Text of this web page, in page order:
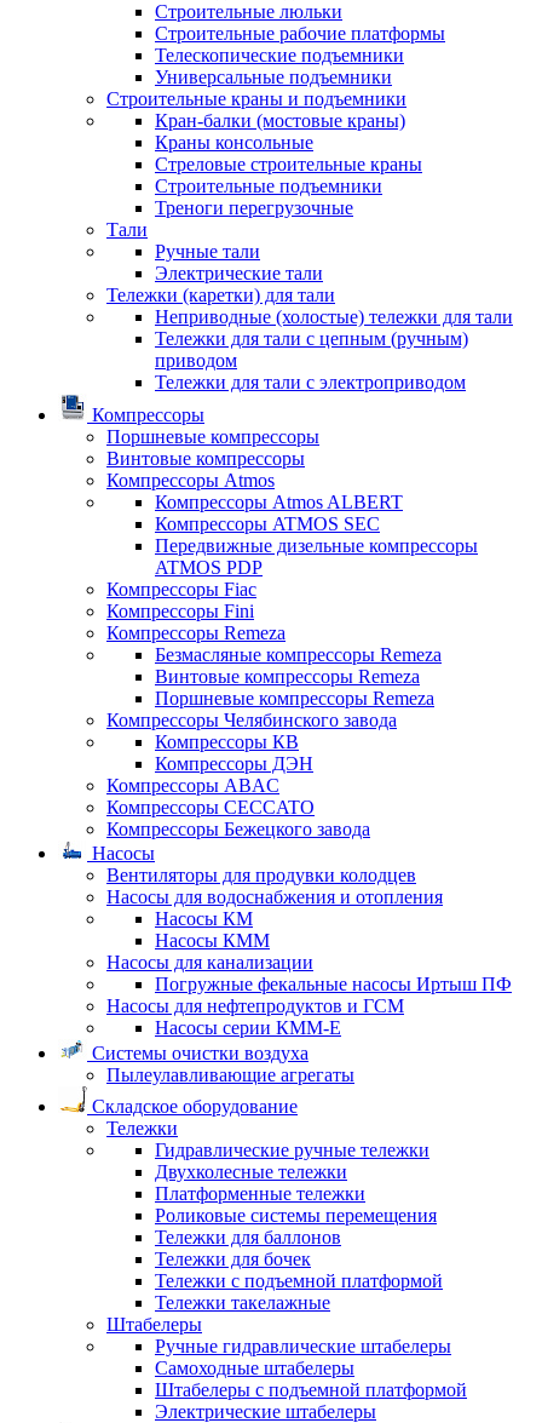
Строительные люльки
Строительные рабочие платформы
Телескопические подъемники
Универсальные подъемники
Строительные краны и подъемники
Кран-балки (мостовые краны)
Краны консольные
Стреловые строительные краны
Строительные подъемники
Треноги перегрузочные
Тали
Ручные тали
Электрические тали
Тележки (каретки) для тали
Неприводные (холостые) тележки для тали
Тележки для тали с цепным (ручным)
приводом
Тележки для тали с электроприводом
Компрессоры
Поршневые компрессоры
Винтовые компрессоры
Компрессоры Atmos
Компрессоры Atmos ALBERT
Компрессоры ATMOS SEC
Передвижные дизельные компрессоры
ATMOS PDP
Компрессоры Fiac
Компрессоры Fini
Компрессоры Remeza
Безмасляные компрессоры Remeza
Винтовые компрессоры Remeza
Поршневые компрессоры Remeza
Компрессоры Челябинского завода
Компрессоры КВ
Компрессоры ДЭН
Компрессоры ABAC
Компрессоры CECCATO
Компрессоры Бежецкого завода
Насосы
Вентиляторы для продувки колодцев
Насосы для водоснабжения и отопления
Насосы КМ
Насосы КММ
Насосы для канализации
Погружные фекальные насосы Иртыш ПФ
Насосы для нефтепродуктов и ГСМ
Насосы серии КММ-Е
Системы очистки воздуха
Пылеулавливающие агрегаты
Складское оборудование
Тележки
Гидравлические ручные тележки
Двухколесные тележки
Платформенные тележки
Роликовые системы перемещения
Тележки для баллонов
Тележки для бочек
Тележки с подъемной платформой
Тележки такелажные
Штабелеры
Ручные гидравлические штабелеры
Самоходные штабелеры
Штабелеры с подъемной платформой
Электрические штабелеры